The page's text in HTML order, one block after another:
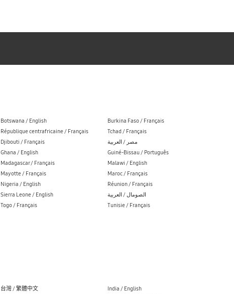
Botswana / English
Burkina Faso / Français
République centrafricaine / Français
Tchad / Français
Djibouti / Français
مصر / العربية
Ghana / English
Guiné-Bissau / Português
Madagascar / Français
Malawi / English
Mayotte / Français
Maroc / Français
Nigeria / English
Réunion / Français
Sierra Leone / English
الصومال / العربية
Togo / Français
Tunisie / Français
台灣 / 繁體中文
India / English